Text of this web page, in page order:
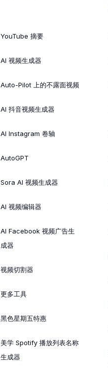
YouTube 摘要
AI 视频生成器
Auto-Pilot 上的不露面视频
AI 抖音视频生成器
AI Instagram 卷轴
AutoGPT
Sora AI 视频生成器
AI 视频编辑器
AI Facebook 视频广告生
成器
视频切割器
更多工具
黑色星期五特惠
美学 Spotify 播放列表名称
生成器